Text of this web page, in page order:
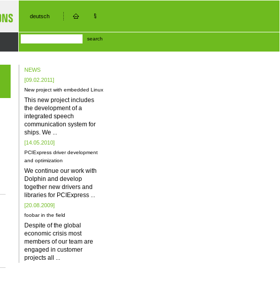
deutsch
search
NEWS
[09.02.2011]
New project with embedded Linux
This new project includes
the development of a
integrated speech
communication system for
ships. We
[14.05.2010]
PCIExpress driver development
and optimization
We continue our work with
Dolphin and develop
together new drivers and
libraries for PCIExpress
[20.08.2009]
foobar in the field
Despite of the global
economic crisis most
members of our team are
engaged in customer
projects all